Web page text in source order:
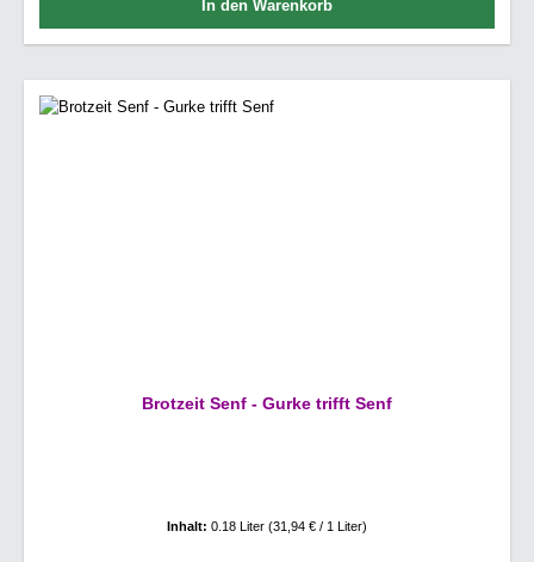
In den Warenkorb
Brotzeit Senf - Gurke trifft Senf
Inhalt: 0.18 Liter (31,94 € / 1 Liter)